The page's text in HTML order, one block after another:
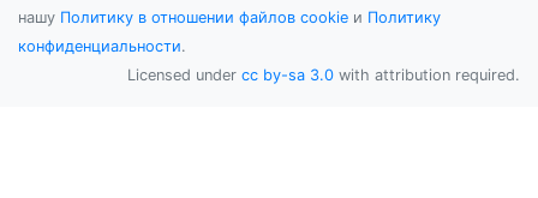
нашу Политику в отношении файлов cookie и Политику
конфиденциальности.
Licensed under cc by-sa 3.0 with attribution required.